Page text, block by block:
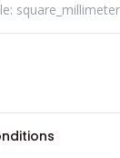
: square_millimeter